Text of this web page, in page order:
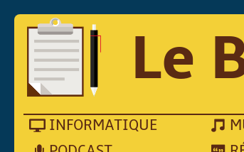
Le
INFORMATIQUE